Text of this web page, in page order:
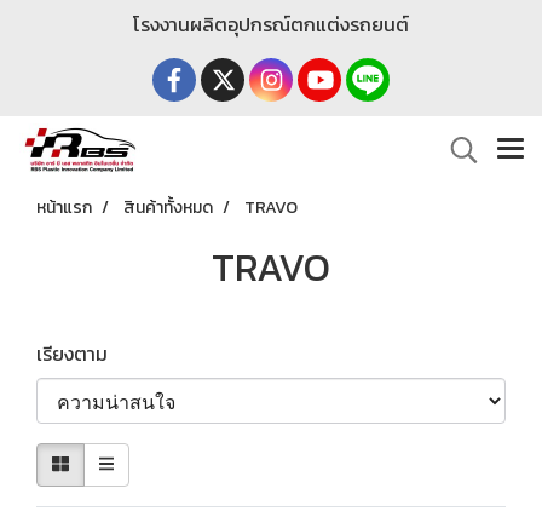
โรงงานผลิตอุปกรณ์ตกแต่งรถยนต์
หน้าแรก สินค้าทั้งหมด TRAVO
TRAVO
เรียงตาม